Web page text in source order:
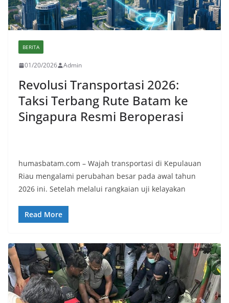
BERITA
01/20/2026 Admin
Revolusi Transportasi 2026:
Taksi Terbang Rute Batam ke
Singapura Resmi Beroperasi
humasbatam.com – Wajah transportasi di Kepulauan
Riau mengalami perubahan besar pada awal tahun
2026 ini. Setelah melalui rangkaian uji kelayakan
Read More